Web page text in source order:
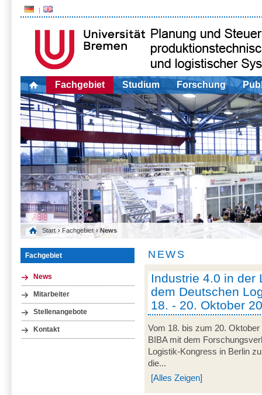
Fachgebiet Studium Forschung
Start › Fachgebiet › News
Fachgebiet
News
Mitarbeiter
Stellenangebote
Kontakt
NEWS
Industrie 4.0 in der
dem Deutschen
18. - 20. Oktober
Vom 18. bis zum 20.
BIBA mit dem
Logistik-Kongress in Berlin
die...
[Alles Zeigen]